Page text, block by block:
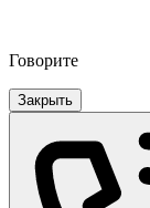
Говорите
Закрыть